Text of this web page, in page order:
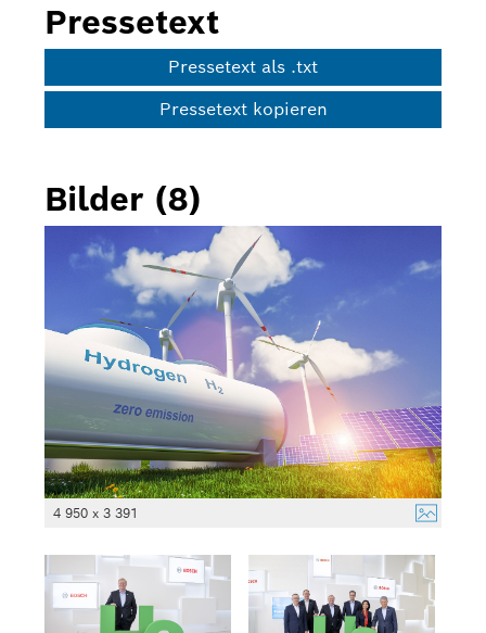
Pressetext
Pressetext als .txt
Pressetext kopieren
Bilder (8)
4 950 x 3 391